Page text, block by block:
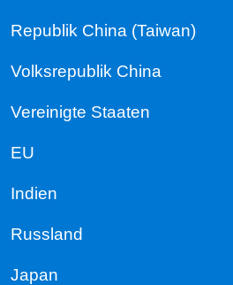
Republik China (Taiwan)
Volksrepublik China
Vereinigte Staaten
EU
Indien
Russland
Japan